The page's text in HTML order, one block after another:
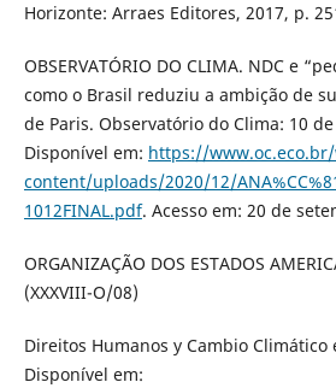
Horizonte: Arraes Editores, 2017, p.
OBSERVATÓRIO DO CLIMA. NDC e
como o Brasil reduziu a ambição de
de Paris. Observatório do Clima: 10
Disponível em: https://
content/uploads/2020/12/
1012FINAL.pdf. Acesso em: 20 de
ORGANIZAÇÃO DOS ESTADOS
(XXXVIII-O/08)
Direitos Humanos y Cambio Climático
Disponível em: